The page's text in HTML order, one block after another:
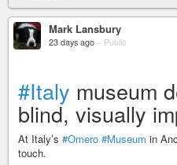
Mark Lansbury
23 days ago – Public
#Italy museum
blind, visually
At Italy’s #Omero #Museum in
touch.